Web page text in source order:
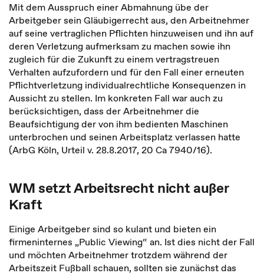
Mit dem Ausspruch einer Abmahnung übe der
Arbeitgeber sein Gläubigerrecht aus, den Arbeitnehmer
auf seine vertraglichen Pflichten hinzuweisen und ihn auf
deren Verletzung aufmerksam zu machen sowie ihn
zugleich für die Zukunft zu einem vertragstreuen
Verhalten aufzufordern und für den Fall einer erneuten
Pflichtverletzung individualrechtliche Konsequenzen in
Aussicht zu stellen. Im konkreten Fall war auch zu
berücksichtigen, dass der Arbeitnehmer die
Beaufsichtigung der von ihm bedienten Maschinen
unterbrochen und seinen Arbeitsplatz verlassen hatte
(ArbG Köln, Urteil v. 28.8.2017, 20 Ca 7940/16).
WM setzt Arbeitsrecht nicht außer
Kraft
Einige Arbeitgeber sind so kulant und bieten ein
firmeninternes „Public Viewing“ an. Ist dies nicht der Fall
und möchten Arbeitnehmer trotzdem während der
Arbeitszeit Fußball schauen, sollten sie zunächst das